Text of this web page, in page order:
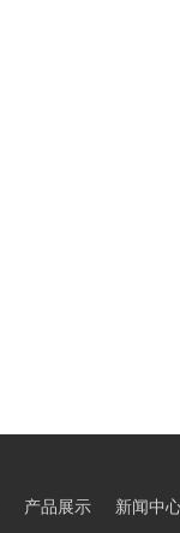
产品展示 新闻中